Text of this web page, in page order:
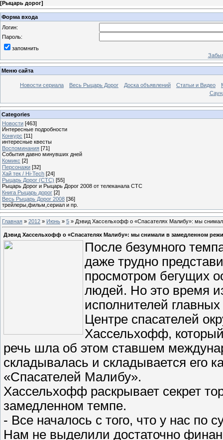
[Рыцарь дорог]
Форма входа
Логин:
Пароль:
запомнить
Меню сайта
Новости сериала Весь Рыцарь Дорог Доска объявлений Статьи и Видео
Categories
Новости [463]
Интересные подробности
Конкурс [11]
интересные квесты
Воспоминания [71]
События давно минувших дней
Комикс [2]
Персонажи [32]
Хай тек / Hi-Tech [24]
Рыцарь Дорог (СТС) [55]
Рыцарь Дорог и Рыцарь Дорог 2008 от телеканала СТС
Книга Рыцарь дорог [2]
Весь Рыцарь Дорог 2008 [36]
трейлеры,фильм,сериал и пр.
Главная » 2012 » Июнь » 5 » Дэвид Хассельхофф о «Спасателях Малибу»: мы
Дэвид Хассельхофф о «Спасателях Малибу»: мы снимали в замедленном
После безумного
даже трудно
просмотром бегущих
людей. Но это время
исполнителей
Центре спасателей
Хассельхофф,
речь шла об этом ставшем
складывалась и складывается его
«Спасателей Малибу».
Хассельхофф раскрывает секрет
замедленном темпе.
- Все началось с того, что у нас по
Нам не выделили достаточно